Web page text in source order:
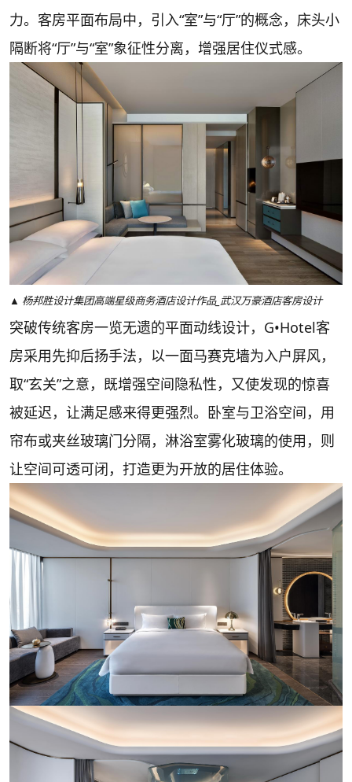
力。客房平面布局中，引入“室”与“厅”的概念，床头小
隔断将“厅”与“室”象征性分离，增强居住仪式感。
▲ 杨邦胜设计集团高端星级商务酒店设计作品_武汉万豪酒店客房设计
突破传统客房一览无遗的平面动线设计，G•Hotel客
房采用先抑后扬手法，以一面马赛克墙为入户屏风，
取“玄关”之意，既增强空间隐私性，又使发现的惊喜
被延迟，让满足感来得更强烈。卧室与卫浴空间，用
帘布或夹丝玻璃门分隔，淋浴室雾化玻璃的使用，则
让空间可透可闭，打造更为开放的居住体验。